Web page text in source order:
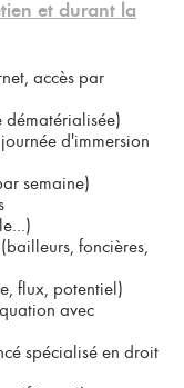
et durant la
accès par
d'immersion
semaine)
foncières,
flux, potentiel)
avec
spécialisé en droit